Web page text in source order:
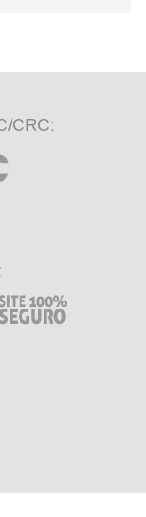
CRC: